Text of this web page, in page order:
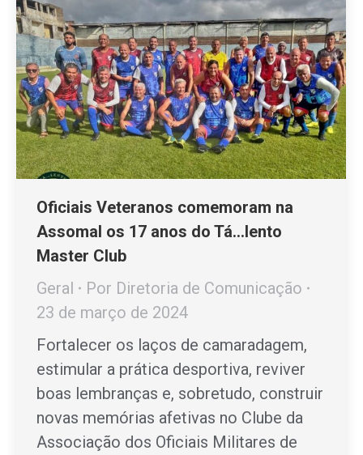
Oficiais Veteranos comemoram na
Assomal os 17 anos do Tá…lento
Master Club
Geral
Por Diretoria de Comunicação
23 de março de 2024
Fortalecer os laços de camaradagem,
estimular a prática desportiva, reviver
boas lembranças e, sobretudo, construir
novas memórias afetivas no Clube da
Associação dos Oficiais Militares de